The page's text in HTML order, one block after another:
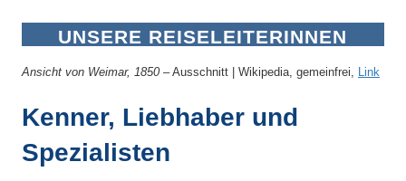
UNSERE REISELEITERINNEN
Ansicht von Weimar, 1850 – Ausschnitt | Wikipedia, gemeinfrei, Link
Kenner, Liebhaber und
Spezialisten